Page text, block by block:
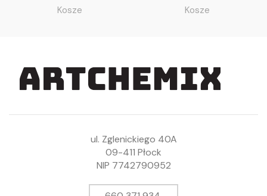
BIO 15X15 CM CLEAN24
Kosze
MATOWA
Kosze
ul. Zglenickiego 40A
09-411 Płock
NIP 7742790952